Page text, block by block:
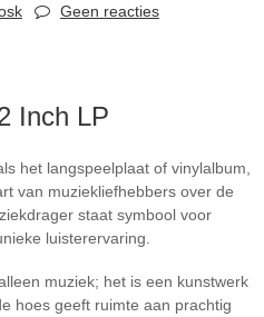
Geen reacties
Inch LP
het langspeelplaat of vinylalbum,
van muziekliefhebbers over de
staat symbool voor
luisterervaring.
muziek; het is een kunstwerk
hoes geeft ruimte aan prachtig